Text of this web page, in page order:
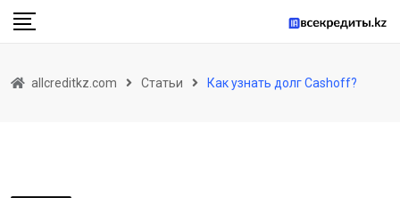
Skip
allcreditkz.com Статьи Как узнать долг Cashoff?